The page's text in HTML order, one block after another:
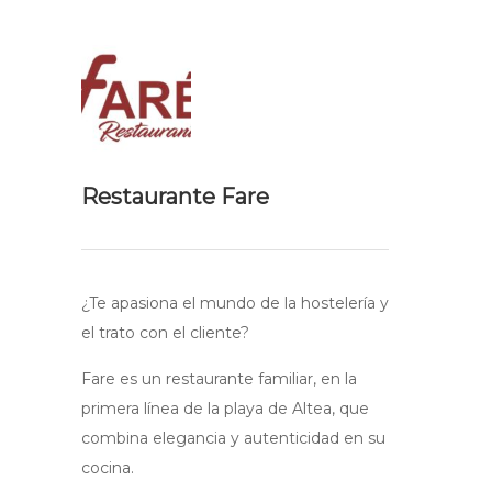
Restaurante Fare
¿Te apasiona el mundo de la hostelería y
el trato con el cliente?
Fare es un restaurante familiar, en la
primera línea de la playa de Altea, que
combina elegancia y autenticidad en su
cocina.